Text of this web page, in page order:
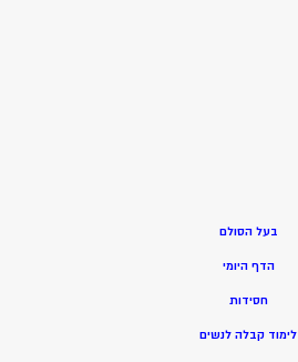
בעל הסולם
הדף היומי
חסידות
לימוד קבלה לנשים